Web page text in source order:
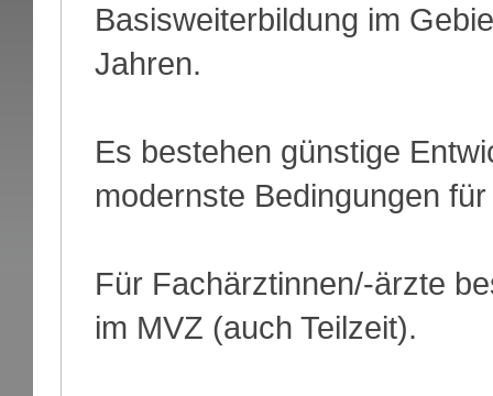
Basisweiterbildung im
Jahren.
Es bestehen günstige
modernste Bedingungen
Für Fachärztinnen/-ärzte
im MVZ (auch Teilzeit).